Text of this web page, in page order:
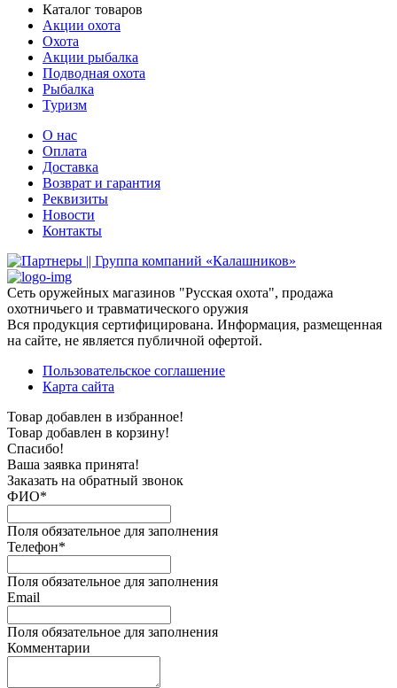
Каталог товаров
Акции охота
Охота
Акции рыбалка
Подводная охота
Рыбалка
Туризм
О нас
Оплата
Доставка
Возврат и гарантия
Реквизиты
Новости
Контакты
Сеть оружейных магазинов "Русская охота", продажа
охотничьего и травматического оружия
Вся продукция сертифицирована. Информация, размещенная
на сайте, не является публичной офертой.
Пользовательское соглашение
Карта сайта
Товар добавлен в избранное!
Товар добавлен в корзину!
Спасибо!
Ваша заявка принята!
Заказать на обратный звонок
ФИО*
Поля обязательное для заполнения
Телефон*
Поля обязательное для заполнения
Email
Поля обязательное для заполнения
Комментарии